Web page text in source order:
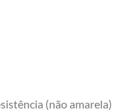
(não amarela)